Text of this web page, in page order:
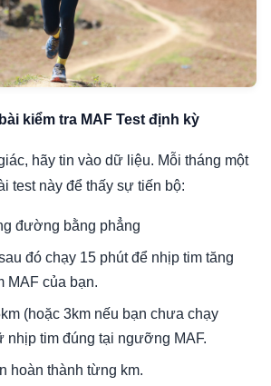
kiểm tra MAF Test định kỳ
hãy tin vào dữ liệu. Mỗi tháng một
test này để thấy sự tiến bộ:
đường bằng phẳng
đó chạy 15 phút để nhịp tim tăng
MAF của bạn.
(hoặc 3km nếu bạn chưa chạy
nhịp tim đúng tại ngưỡng MAF.
hoàn thành từng km.